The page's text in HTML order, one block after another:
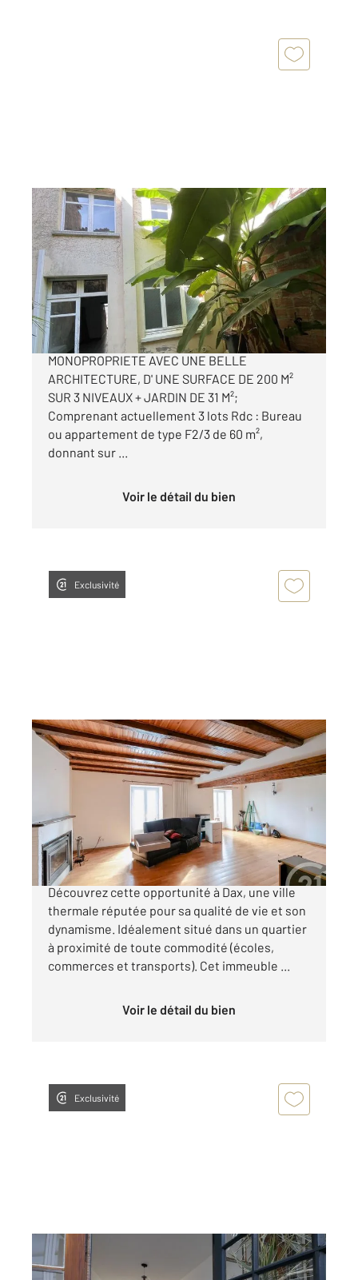
DAX 40
200,42 m
Ref : 24784
Immeuble à vendre
250 000 €
DAX, CENTRE VILLE, IMMEUBLE EN
MONOPROPRIETE AVEC UNE BELLE
ARCHITECTURE, D' UNE SURFACE DE 200 M²
SUR 3 NIVEAUX + JARDIN DE 31 M²;
Comprenant actuellement 3 lots Rdc : Bureau
ou appartement de type F2/3 de 60 m²,
donnant sur ...
Voir le détail du bien
Exclusivité
DAX 40
431 m2
Ref : 24201
380 000 €
DAX IMMEUBLE DE RAPPORT DE 431 m² -
Découvrez cette opportunité à Dax, une ville
thermale réputée pour sa qualité de vie et son
dynamisme. Idéalement situé dans un quartier
à proximité de toute commodité (écoles,
commerces et transports). Cet immeuble ...
Voir le détail du bien
Exclusivité
DAX 40
470 m